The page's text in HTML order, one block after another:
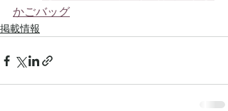
かごバッグ
掲載情報